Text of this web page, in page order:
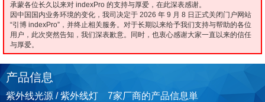
承蒙各位长久以来对 indexPro 的支持与厚爱，在此深表感谢。
因中国国内业务环境的变化，我司决定于 2026 年 9 月 8 日正式关闭门户网站
“引博 indexPro”，并终止相关服务。对于长期以来给予我们支持与帮助的各位
用户，此次突然告知，我们深表歉意。同时，也衷心感谢大家一直以来的信任
与厚爱。
产品信息
紫外线光源 / 紫外线灯 7家厂商的产品信息単